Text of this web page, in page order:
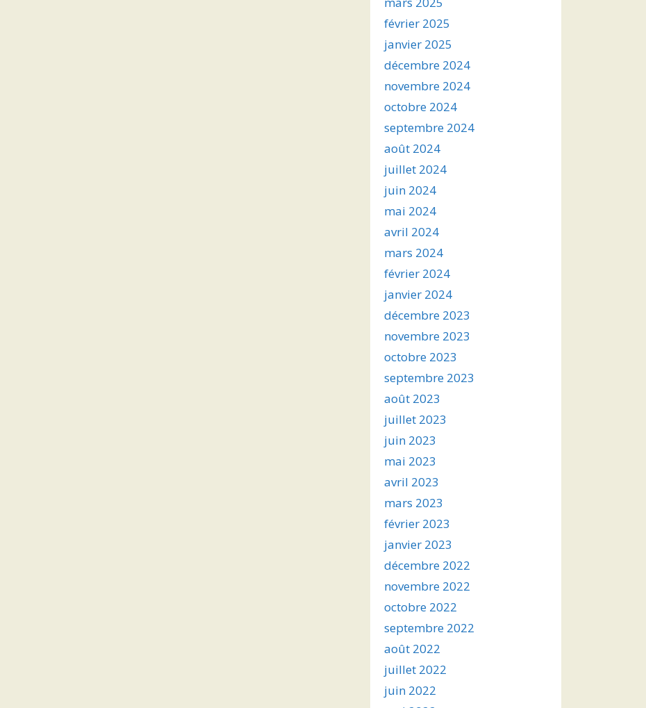
février 2025
janvier 2025
décembre 2024
novembre 2024
octobre 2024
septembre 2024
août 2024
juillet 2024
juin 2024
mai 2024
avril 2024
mars 2024
février 2024
janvier 2024
décembre 2023
novembre 2023
octobre 2023
septembre 2023
août 2023
juillet 2023
juin 2023
mai 2023
avril 2023
mars 2023
février 2023
janvier 2023
décembre 2022
novembre 2022
octobre 2022
septembre 2022
août 2022
juillet 2022
juin 2022